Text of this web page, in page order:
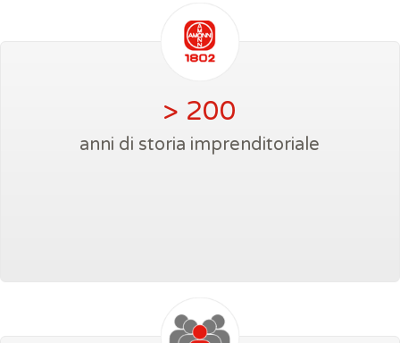
> 200
anni di storia imprenditoriale